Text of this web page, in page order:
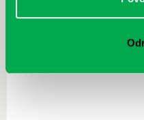
Rudź, Przemyslaw: Atlas hviezd: